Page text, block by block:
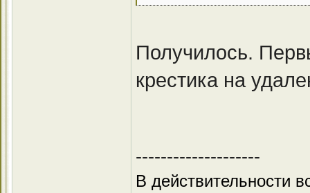
Получилось.
крестика на
--------------------
В действительности